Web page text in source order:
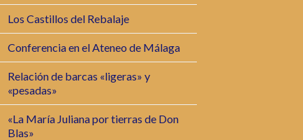
Los Castillos del Rebalaje
Conferencia en el Ateneo de Málaga
Relación de barcas «ligeras» y
«pesadas»
«La María Juliana por tierras de Don
Blas»